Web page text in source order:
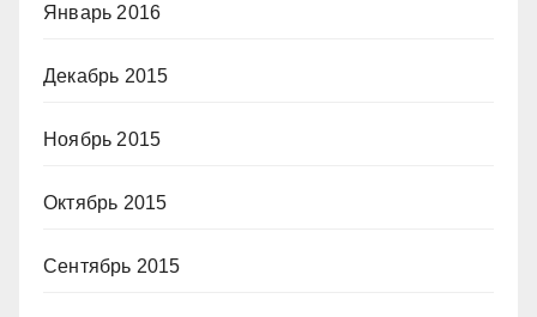
Январь 2016
Декабрь 2015
Ноябрь 2015
Октябрь 2015
Сентябрь 2015